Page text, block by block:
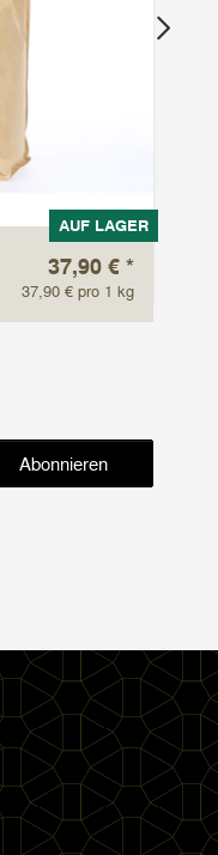
AUF LAGER
37,90 € *
37,90 € pro 1 kg
AbonnierenAbonnieren